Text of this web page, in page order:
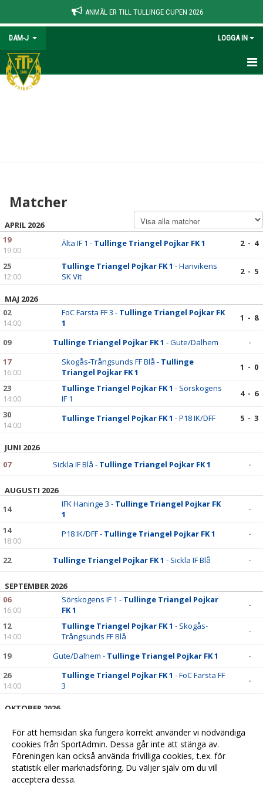
ANMÄL ER TILL TULLINGE CUPEN 2026
DAM-J LOGGA IN
HEM
DOKUMENT
KONTAKT
Matcher
APRIL 2026
19
19:00
Älta IF 1 - Tullinge Triangel Pojkar FK 1 2 - 4
25
12:00
Tullinge Triangel Pojkar FK 1 - Hanvikens
SK Vit
2 - 5
MAJ 2026
02
14:00
FoC Farsta FF 3 - Tullinge Triangel Pojkar FK
1
1 - 8
09 Tullinge Triangel Pojkar FK 1 - Gute/Dalhem
-
17
16:00
Skogås-Trångsunds FF Blå - Tullinge
Triangel Pojkar FK 1
1 - 0
23
14:00
Tullinge Triangel Pojkar FK 1 - Sörskogens
IF 1
4 - 6
30
14:00
Tullinge Triangel Pojkar FK 1 - P18 IK/DFF 5 - 3
JUNI 2026
07
Sickla IF Blå - Tullinge Triangel Pojkar FK 1 -
AUGUSTI 2026
14
IFK Haninge 3 - Tullinge Triangel Pojkar FK
1
-
14
18:00
P18 IK/DFF - Tullinge Triangel Pojkar FK 1 -
22 Tullinge Triangel Pojkar FK 1 - Sickla IF Blå -
SEPTEMBER 2026
06
16:00
Sörskogens IF 1 - Tullinge Triangel Pojkar
FK 1
-
12
14:00
Tullinge Triangel Pojkar FK 1 - Skogås-
Trångsunds FF Blå
-
19 Gute/Dalhem - Tullinge Triangel Pojkar FK 1
-
26
14:00
Tullinge Triangel Pojkar FK 1 - FoC Farsta FF
3
-
OKTOBER 2026
11:15
FK 1
14:00
Tullinge Triangel Pojkar FK 1 - Älta IF 1
För att hemsidan ska fungera korrekt använder vi nödvändiga
cookies från SportAdmin. Dessa går inte att stänga av.
Föreningen kan också använda frivilliga cookies, t.ex. för
statistik eller marknadsföring. Du väljer själv om du vill
acceptera dessa.